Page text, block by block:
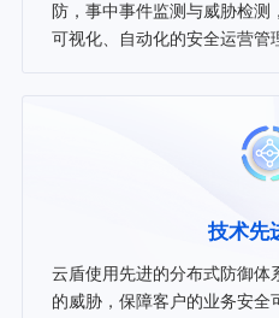
防，事中事件监测与威胁检测
可视化、自动化的安全运营管
技术先
云盾使用先进的分布式防御体
的威胁，保障客户的业务安全